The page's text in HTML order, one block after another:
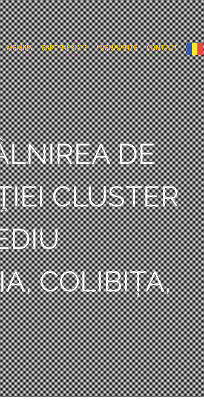
MEMBRI PARTENERIATE EVENIMENTE CONTACT
DE
CLUSTER
COLIBIȚA,